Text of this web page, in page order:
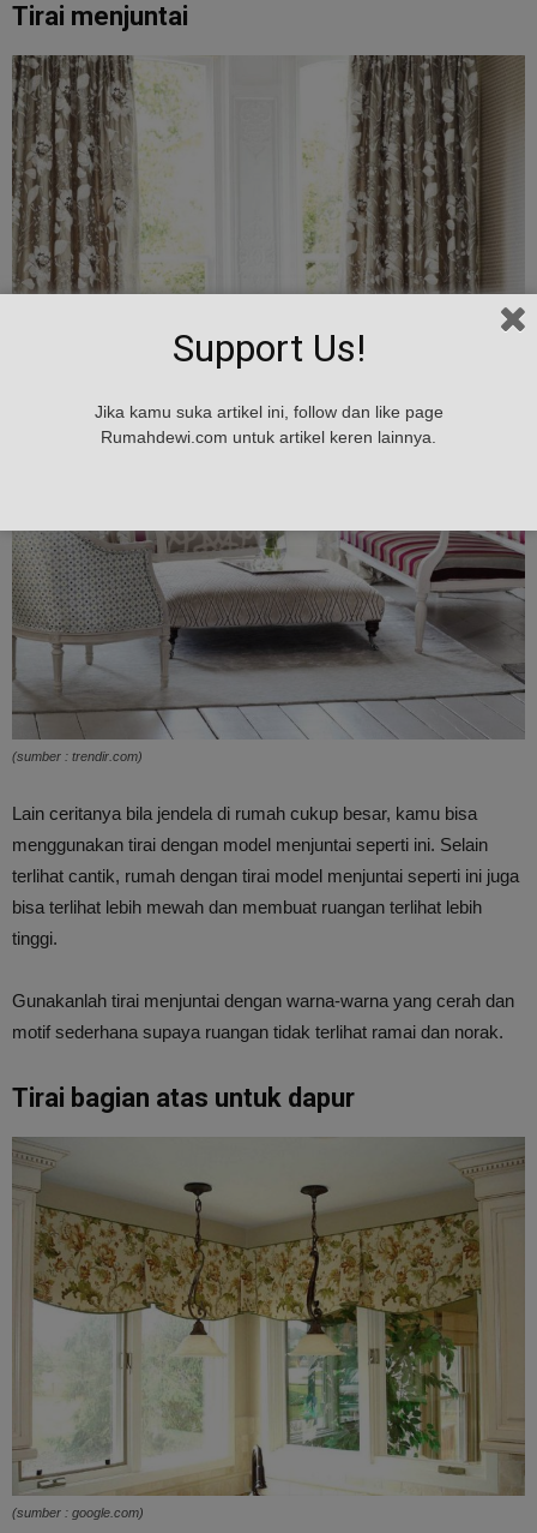
Tirai menjuntai
(sumber : trendir.com)
Lain ceritanya bila jendela di rumah cukup besar, kamu bisa
menggunakan tirai dengan model menjuntai seperti ini. Selain
terlihat cantik, rumah dengan tirai model menjuntai seperti ini juga
bisa terlihat lebih mewah dan membuat ruangan terlihat lebih
tinggi.
Gunakanlah tirai menjuntai dengan warna-warna yang cerah dan
motif sederhana supaya ruangan tidak terlihat ramai dan norak.
Tirai bagian atas untuk dapur
(sumber : google.com)
Support Us!
Jika kamu suka artikel ini, follow dan like page
Rumahdewi.com untuk artikel keren lainnya.